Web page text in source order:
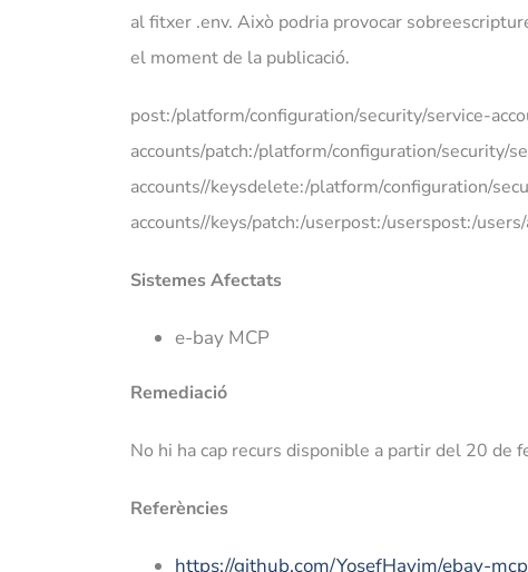
al fitxer .env. Això podria provocar
el moment de la publicació.
post:/platform/configuration/security/service-
accounts/patch:/platform/configuration/security/
accounts//keysdelete:/platform/configuration/
accounts//keys/patch:/userpost:/userspost:/
Sistemes Afectats
e-bay MCP
Remediació
No hi ha cap recurs disponible a partir del 20 de
Referències
https://github.com/YosefHayim/ebay-